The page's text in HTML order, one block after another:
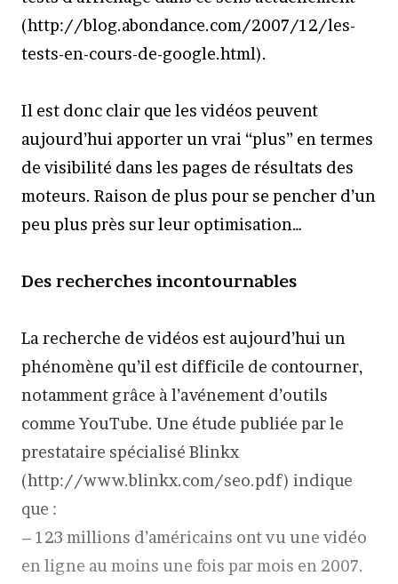
(http://blog.abondance.com/2007/12/les-
tests-en-cours-de-google.html).
Il est donc clair que les vidéos peuvent
aujourd’hui apporter un vrai “plus” en termes
de visibilité dans les pages de résultats des
moteurs. Raison de plus pour se pencher d’un
peu plus près sur leur optimisation…
Des recherches incontournables
La recherche de vidéos est aujourd’hui un
phénomène qu’il est difficile de contourner,
notamment grâce à l’avénement d’outils
comme YouTube. Une étude publiée par le
prestataire spécialisé Blinkx
(http://www.blinkx.com/seo.pdf) indique
que :
– 123 millions d’américains ont vu une vidéo
en ligne au moins une fois par mois en 2007.